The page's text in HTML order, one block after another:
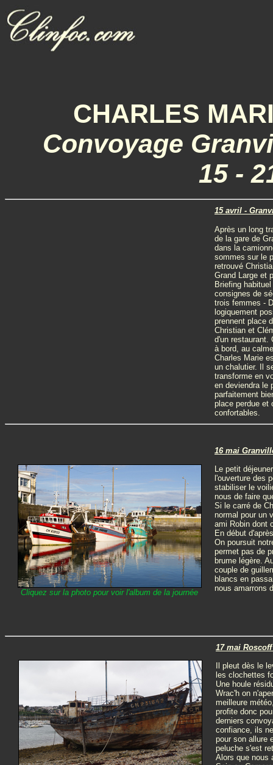
CHARLES
Convoyage
15 -
15 avril -
Après un long
de la gare de
dans la
sommes sur le
retrouvé
Grand Large et
Briefing
consignes de
trois femmes -
logiquement
prennent place
Christian et
d'un restaurant.
à bord, au
Charles Marie
un chalutier. Il
transforme en
en deviendra le
parfaitement
place perdue et
confortables.
Cliquez sur la photo pour voir l'album de la journée
16 mai
Le petit
l'ouverture des
stabiliser le
nous de faire
Si le carré de
normal pour un
ami Robin dont
En début
On poursuit
permet pas de
brume légère.
couple de
blancs en
nous amarrons
17 mai
Il pleut dès le
les clochettes
Une houle
Wrac'h on
meilleure
profite donc
derniers
confiance, ils
pour son allure
peluche s'est
Alors que nous